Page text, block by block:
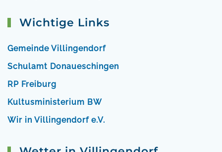
Wichtige Links
Gemeinde Villingendorf
Schulamt Donaueschingen
RP Freiburg
Kultusministerium BW
Wir in Villingendorf e.V.